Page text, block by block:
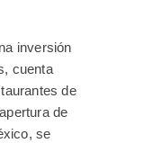
inversión
cuenta
de
de
se